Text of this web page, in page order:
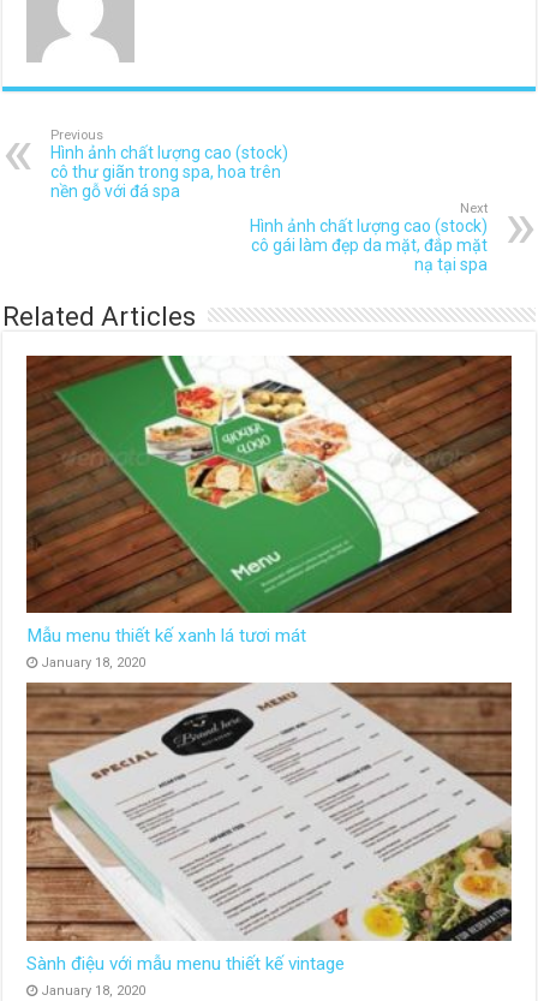
Previous
Hình ảnh chất lượng cao (stock)
cô thư giãn trong spa, hoa trên
nền gỗ với đá spa
Next
Hình ảnh chất lượng cao (stock)
cô gái làm đẹp da mặt, đắp mặt
nạ tại spa
Related Articles
Mẫu menu thiết kế xanh lá tươi mát
January 18, 2020
Sành điệu với mẫu menu thiết kế vintage
January 18, 2020